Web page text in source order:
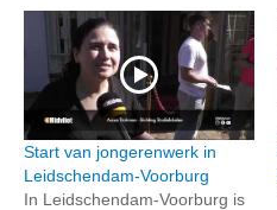
Start van jongerenwerk in
Leidschendam-Voorburg
In Leidschendam-Voorburg is